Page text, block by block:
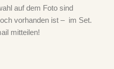
auf dem Foto sind
vorhanden ist – im Set.
mitteilen!